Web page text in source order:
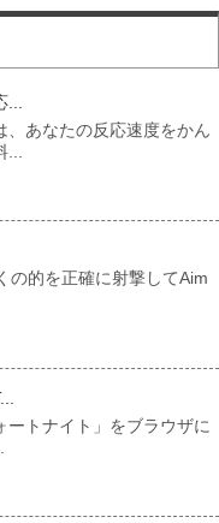
、あなたの反応速度をかん
の的を正確に射撃してAim
ートナイト」をブラウザに